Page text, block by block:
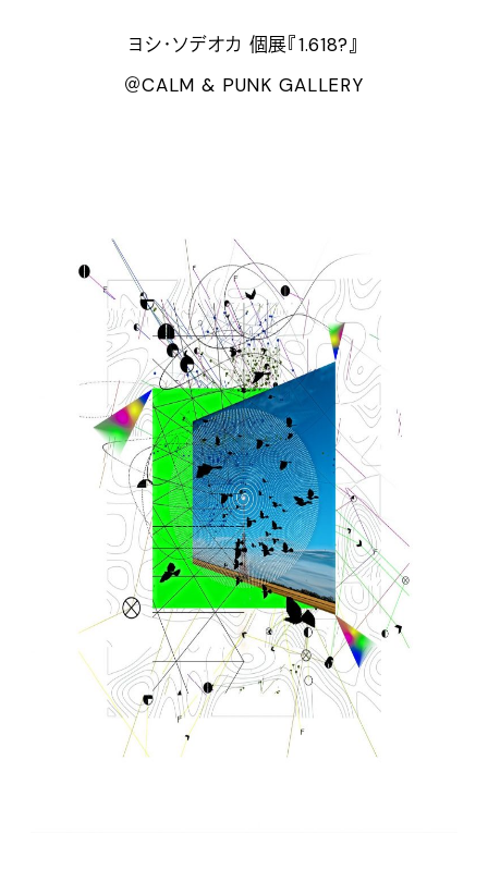
ヨシ・ソデオカ 個展『1.618?』
＠CALM & PUNK GALLERY